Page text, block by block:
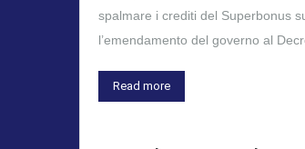
spalmare i crediti del Superbonus
l’emendamento del governo al
Read more